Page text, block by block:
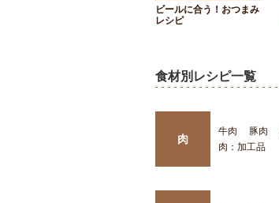
ビールに合う！おつまみ
レシピ
食材別レシピ一覧
肉
牛肉 豚肉
肉：加工品